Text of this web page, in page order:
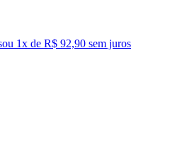
ou 1x de R$ 92,90 sem juros